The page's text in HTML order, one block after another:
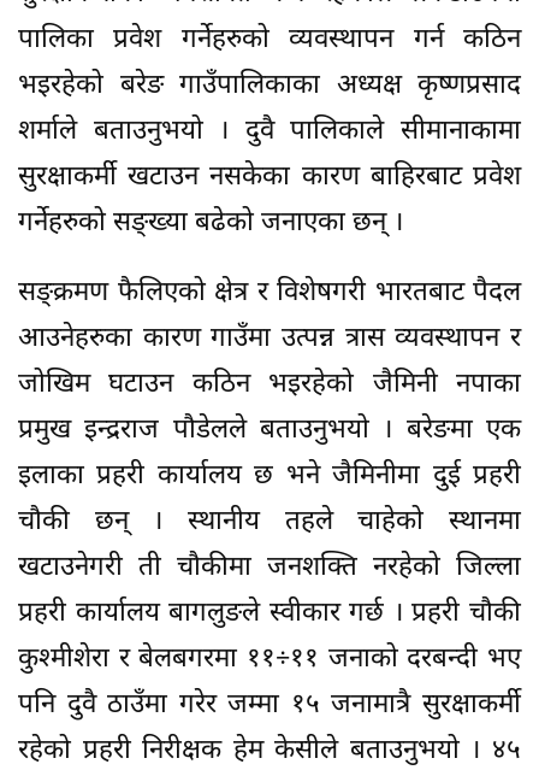
पालिका प्रवेश गर्नेहरुको व्यवस्थापन गर्न कठिन
भइरहेको बरेङ गाउँपालिकाका अध्यक्ष कृष्णप्रसाद
शर्माले बताउनुभयो । दुवै पालिकाले सीमानाकामा
सुरक्षाकर्मी खटाउन नसकेका कारण बाहिरबाट प्रवेश
गर्नेहरुको सङ्ख्या बढेको जनाएका छन् ।
सङ्क्रमण फैलिएको क्षेत्र र विशेषगरी भारतबाट पैदल
आउनेहरुका कारण गाउँमा उत्पन्न त्रास व्यवस्थापन र
जोखिम घटाउन कठिन भइरहेको जैमिनी नपाका
प्रमुख इन्द्रराज पौडेलले बताउनुभयो । बरेङमा एक
इलाका प्रहरी कार्यालय छ भने जैमिनीमा दुई प्रहरी
चौकी छन् । स्थानीय तहले चाहेको स्थानमा
खटाउनेगरी ती चौकीमा जनशक्ति नरहेको जिल्ला
प्रहरी कार्यालय बागलुङले स्वीकार गर्छ । प्रहरी चौकी
कुश्मीशेरा र बेलबगरमा ११÷११ जनाको दरबन्दी भए
पनि दुवै ठाउँमा गरेर जम्मा १५ जनामात्रै सुरक्षाकर्मी
रहेको प्रहरी निरीक्षक हेम केसीले बताउनुभयो । ४५